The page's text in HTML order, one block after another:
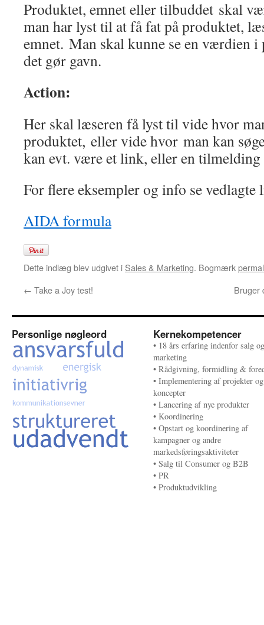
Produktet, emnet eller tilbuddet skal
man har lyst til at få fat på produktet,
emnet. Man skal kunne se en værdien
det gør gavn.
Action:
Her skal læseren få lyst til vide hvor
produktet, eller vide hvor man kan
kan evt. være et link, eller en
For flere eksempler og info se vedlagte
AIDA formula
Dette indlæg blev udgivet i Sales & Marketing. Bogmærk
← Take a Joy test! Bruger
Personlige nøgleord Kernekompetencer
• 18 års erfaring indenfor salg og
marketing
• Rådgivning, formidling &
• Implementering af projekter og
koncepter
• Lancering af nye produkter
• Koordinering
• Opstart og koordinering af
kampagner og andre
markedsføringsaktiviteter
• Salg til Consumer og B2B
• PR
• Produktudvikling